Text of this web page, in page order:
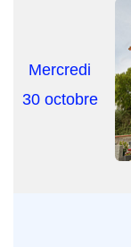
Mercredi
30 octobre